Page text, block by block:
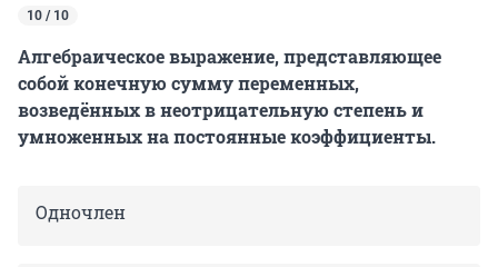
10 / 10
Алгебраическое выражение, представляющее
собой конечную сумму переменных,
возведённых в неотрицательную степень и
умноженных на постоянные коэффициенты.
Одночлен